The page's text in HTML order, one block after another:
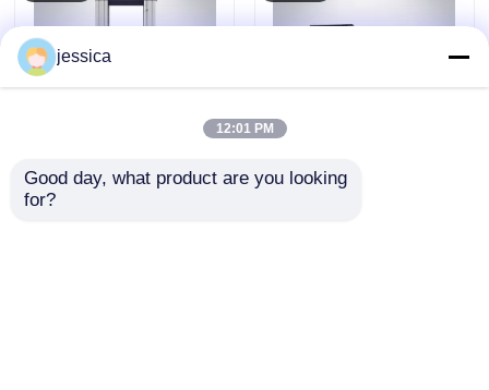
de résistance à la
pellicule
Testeur de résistance
Machine d'essai
jessica
12:01 PM
Good day, what product are you looking
for?